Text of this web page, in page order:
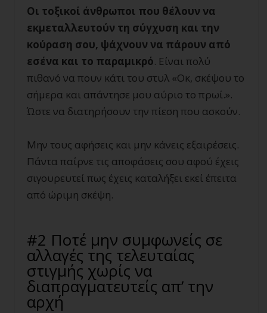
Οι τοξικοί άνθρωποι που θέλουν να
εκμεταλλευτούν τη σύγχυση και την
κούραση σου, ψάχνουν να πάρουν από
εσένα και το παραμικρό. Είναι πολύ
πιθανό να πουν κάτι του στυλ «Οκ, σκέψου το
σήμερα και απάντησε μου αύριο το πρωί.».
Ώστε να διατηρήσουν την πίεση που ασκούν.
Μην τους αφήσεις και μην κάνεις εξαιρέσεις.
Πάντα παίρνε τις αποφάσεις σου αφού έχεις
σιγουρευτεί πως έχεις καταλήξει εκεί έπειτα
από ώριμη σκέψη.
#2 Ποτέ μην συμφωνείς σε
αλλαγές της τελευταίας
στιγμής χωρίς να
διαπραγματευτείς απ’ την
αρχή